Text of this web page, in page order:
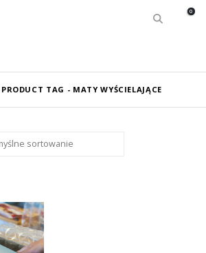
0
PRODUCT TAG - MATY WYŚCIELAJĄCE